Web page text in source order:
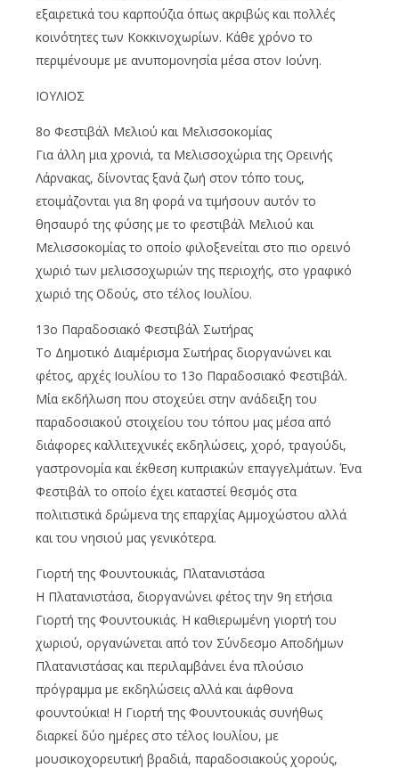
εξαιρετικά του καρπούζια όπως ακριβώς και πολλές
κοινότητες των Κοκκινοχωρίων. Κάθε χρόνο το
περιμένουμε με ανυπομονησία μέσα στον Ιούνη.
ΙΟΥΛΙΟΣ
8ο Φεστιβάλ Μελιού και Μελισσοκομίας
Για άλλη μια χρονιά, τα Μελισσοχώρια της Ορεινής
Λάρνακας, δίνοντας ξανά ζωή στον τόπο τους,
ετοιμάζονται για 8η φορά να τιμήσουν αυτόν το
θησαυρό της φύσης με το φεστιβάλ Μελιού και
Μελισσοκομίας το οποίο φιλοξενείται στο πιο ορεινό
χωριό των μελισσοχωριών της περιοχής, στο γραφικό
χωριό της Οδούς, στο τέλος Ιουλίου.
13ο Παραδοσιακό Φεστιβάλ Σωτήρας
Το Δημοτικό Διαμέρισμα Σωτήρας διοργανώνει και
φέτος, αρχές Ιουλίου το 13ο Παραδοσιακό Φεστιβάλ.
Μία εκδήλωση που στοχεύει στην ανάδειξη του
παραδοσιακού στοιχείου του τόπου μας μέσα από
διάφορες καλλιτεχνικές εκδηλώσεις, χορό, τραγούδι,
γαστρονομία και έκθεση κυπριακών επαγγελμάτων. Ένα
Φεστιβάλ το οποίο έχει καταστεί θεσμός στα
πολιτιστικά δρώμενα της επαρχίας Αμμοχώστου αλλά
και του νησιού μας γενικότερα.
Γιορτή της Φουντουκιάς, Πλατανιστάσα
Η Πλατανιστάσα, διοργανώνει φέτος την 9η ετήσια
Γιορτή της Φουντουκιάς. Η καθιερωμένη γιορτή του
χωριού, οργανώνεται από τον Σύνδεσμο Αποδήμων
Πλατανιστάσας και περιλαμβάνει ένα πλούσιο
πρόγραμμα με εκδηλώσεις αλλά και άφθονα
φουντούκια! Η Γιορτή της Φουντουκιάς συνήθως
διαρκεί δύο ημέρες στο τέλος Ιουλίου, με
μουσικοχορευτική βραδιά, παραδοσιακούς χορούς,